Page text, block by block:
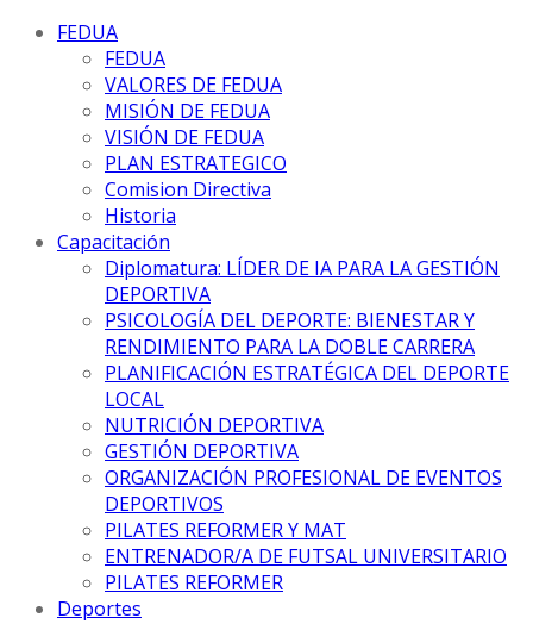
FEDUA
FEDUA
VALORES DE FEDUA
MISIÓN DE FEDUA
VISIÓN DE FEDUA
PLAN ESTRATEGICO
Comision Directiva
Historia
Capacitación
Diplomatura: LÍDER DE IA PARA LA GESTIÓN
DEPORTIVA
PSICOLOGÍA DEL DEPORTE: BIENESTAR Y
RENDIMIENTO PARA LA DOBLE CARRERA
PLANIFICACIÓN ESTRATÉGICA DEL DEPORTE
LOCAL
NUTRICIÓN DEPORTIVA
GESTIÓN DEPORTIVA
ORGANIZACIÓN PROFESIONAL DE EVENTOS
DEPORTIVOS
PILATES REFORMER Y MAT
ENTRENADOR/A DE FUTSAL UNIVERSITARIO
PILATES REFORMER
Deportes